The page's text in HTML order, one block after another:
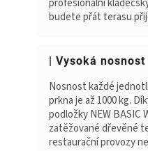
profesionální
budete přát terasu
| Vysoká nosnost |
Nosnost každé
prkna je až 1000 kg.
podložky NEW BASIC
zatěžované dřevěné
restaurační provozy